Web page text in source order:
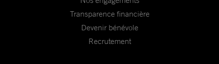
Transparence financière
Devenir bénévole
Recrutement